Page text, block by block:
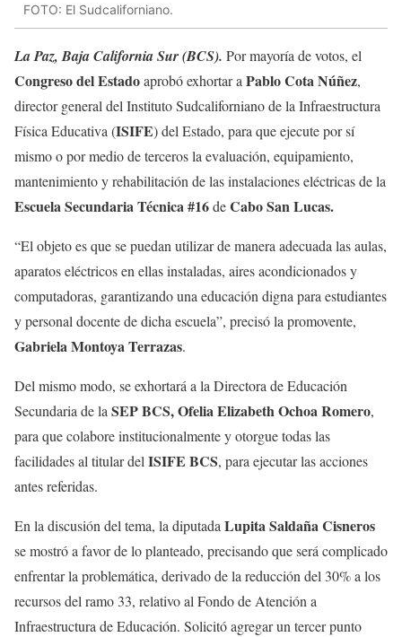
FOTO: El Sudcaliforniano.
La Paz, Baja California Sur (BCS). Por mayoría de votos, el
Congreso del Estadoaprobó exhortar a Pablo Cota Núñez,
director general del Instituto Sudcaliforniano de la Infraestructura
Física Educativa (ISIFE) del Estado, para que ejecute por sí
mismo o por medio de terceros la evaluación, equipamiento,
mantenimiento y rehabilitación de las instalaciones eléctricas de la
Escuela Secundaria Técnica #16deCabo San Lucas.
“El objeto es que se puedan utilizar de manera adecuada las aulas,
aparatos eléctricos en ellas instaladas, aires acondicionados y
computadoras, garantizando una educación digna para estudiantes
y personal docente de dicha escuela”, precisó la promovente,
Gabriela Montoya Terrazas.
Del mismo modo, se exhortará a la Directora de Educación
Secundaria de la SEP BCS, Ofelia Elizabeth Ochoa Romero,
para que colabore institucionalmente y otorgue todas las
facilidades al titular del ISIFE BCS, para ejecutar las acciones
antes referidas.
En la discusión del tema, la diputada Lupita Saldaña Cisneros
se mostró a favor de lo planteado, precisando que será complicado
enfrentar la problemática, derivado de la reducción del 30% a los
recursos del ramo 33, relativo al Fondo de Atención a
Infraestructura de Educación. Solicitó agregar un tercer punto